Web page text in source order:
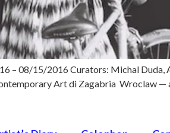
– 08/15/2016 Curators: Michal
Art di Zagabria Wroclaw